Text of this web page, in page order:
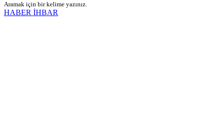
Aramak için bir kelime yazınız.
HABER İHBAR